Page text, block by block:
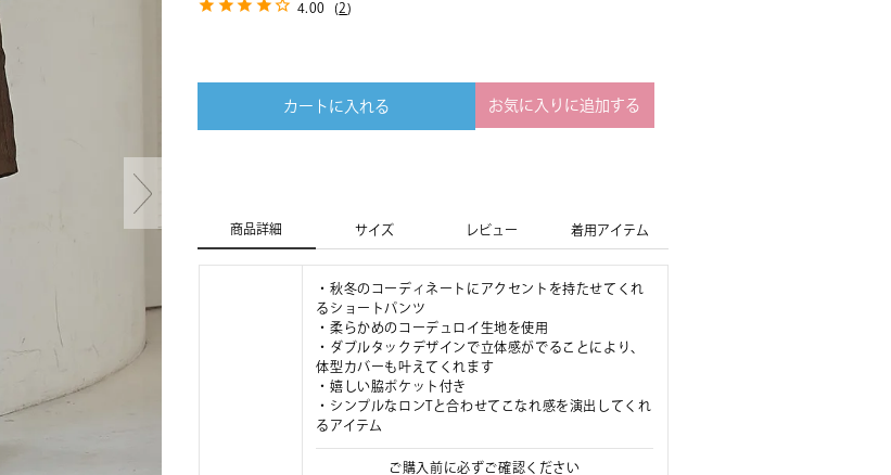
4.00 (2)
カートに入れる お気に入りに追加する
商品詳細 サイズ レビュー 着用アイテム
・秋冬のコーディネートにアクセントを持たせてくれ
るショートパンツ
・柔らかめのコーデュロイ生地を使用
・ダブルタックデザインで立体感がでることにより、
体型カバーも叶えてくれます
・嬉しい脇ポケット付き
・シンプルなロンTと合わせてこなれ感を演出してくれ
るアイテム
ご購入前に必ずご確認ください